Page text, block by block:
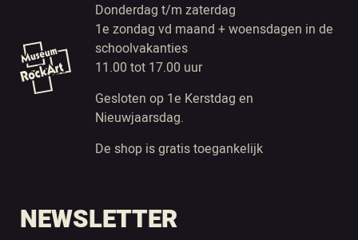
Donderdag t/m zaterdag
1e zondag vd maand + woensdagen in de
schoolvakanties
11.00 tot 17.00 uur
Gesloten op 1e Kerstdag en
Nieuwjaarsdag.
De shop is gratis toegankelijk
NEWSLETTER